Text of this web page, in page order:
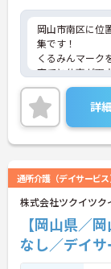
岡山市南区に位
集です！
くるみんマーク
育てと仕事が両
的に行っていま
ご興味ある方に
詳細をお話しい
い！
詳
通所介護（デイサービス
株式会社ツクイツク
【岡山県／
なし／デイ